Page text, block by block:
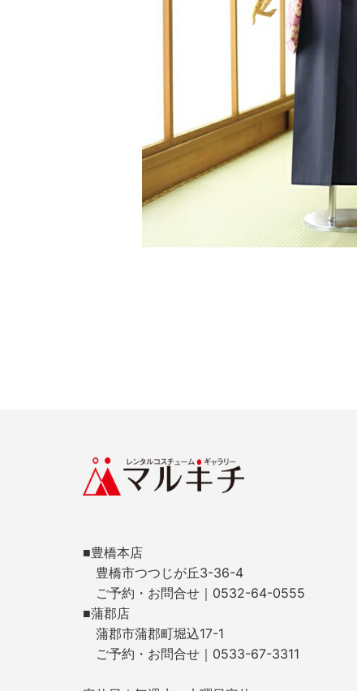
■豊橋本店
豊橋市つつじが丘3-36-4
ご予約・お問合せ｜0532-64-0555
■蒲郡店
蒲郡市蒲郡町堀込17-1
ご予約・お問合せ｜0533-67-3311